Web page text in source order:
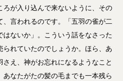
ろが入り込んで来ないように、その
、言われるのです。「五羽の雀が二
はないか」。こういう話をなさった
られていたのでしょうか。ほら、あ
え、神がお忘れになるようなこと
あなたがたの髪の毛までも一本残ら